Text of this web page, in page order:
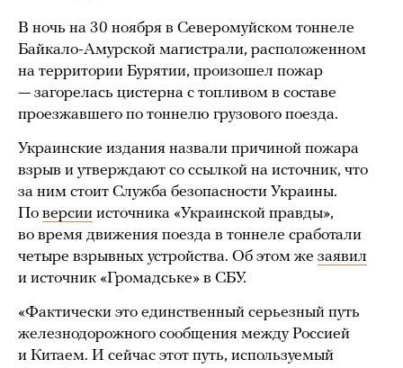
В ночь на 30 ноября в Северомуйском тоннеле
Байкало-Амурской магистрали, расположенном
на территории Бурятии, произошел пожар
— загорелась цистерна с топливом в составе
проезжавшего по тоннелю грузового поезда.
Украинские издания назвали причиной пожара
взрыв и утверждают со ссылкой на источник, что
за ним стоит Служба безопасности Украины.
По версии источника «Украинской правды»,
во время движения поезда в тоннеле сработали
четыре взрывных устройства. Об этом же заявил
и источник «Громадське» в СБУ.
«Фактически это единственный серьезный путь
железнодорожного сообщения между Россией
и Китаем. И сейчас этот путь, используемый